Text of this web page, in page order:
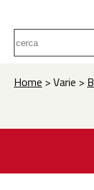
Home > Varie >